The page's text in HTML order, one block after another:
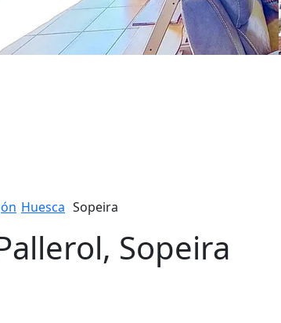
Huesca Sopeira
Sopeira